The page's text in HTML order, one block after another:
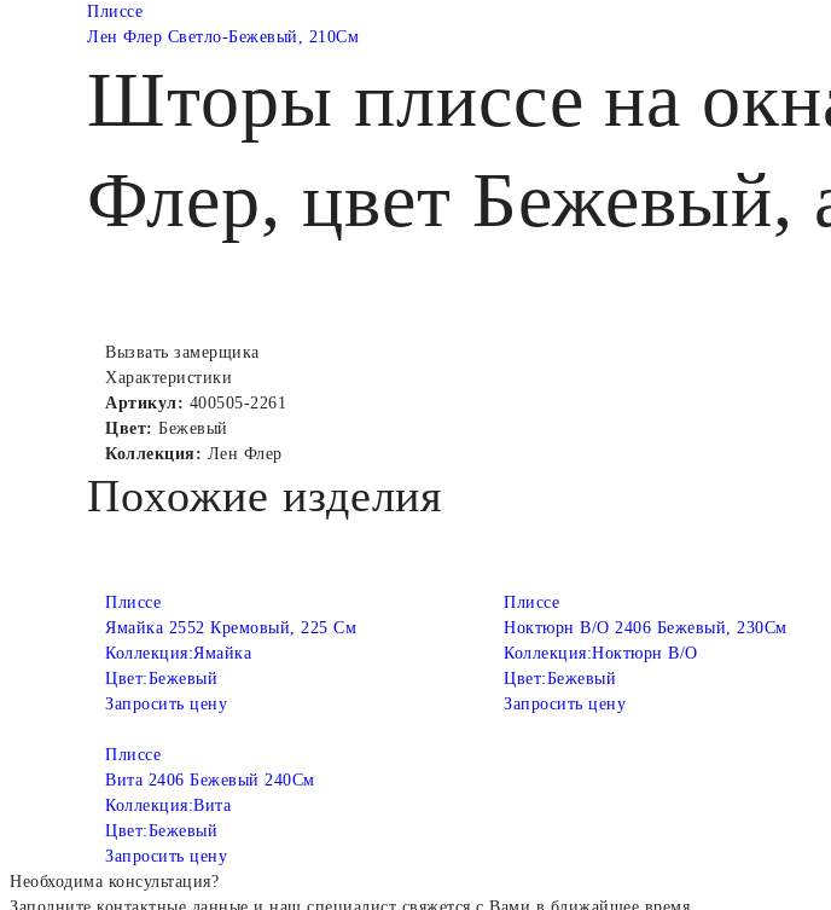
Плиссе
Лен Флер Светло-Бежевый, 210См
Шторы плиссе на
Флер, цвет Бежевый,
Вызвать замерщика
Характеристики
Артикул: 400505-2261
Цвет: Бежевый
Коллекция: Лен Флер
Похожие изделия
Плиссе
Ямайка 2552 Кремовый, 225 См
Коллекция:Ямайка
Цвет:Бежевый
Запросить цену
Плиссе
Ноктюрн B/O 2406 Бежевый, 230См
Коллекция:Ноктюрн B/O
Цвет:Бежевый
Запросить цену
Плиссе
Вита 2406 Бежевый 240См
Коллекция:Вита
Цвет:Бежевый
Запросить цену
Необходима консультация?